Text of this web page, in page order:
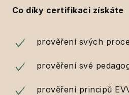
Co díky certifikaci získáte
prověření svých
prověření své
prověření principů